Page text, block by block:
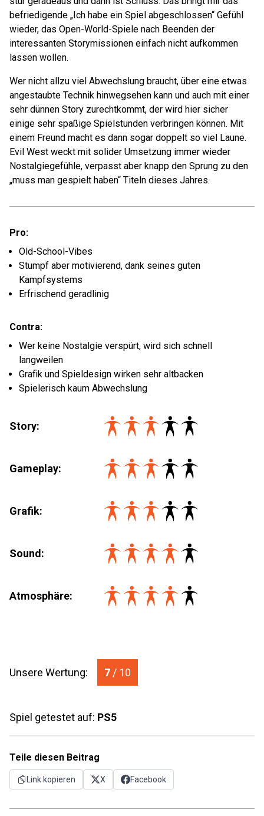
befriedigende „Ich habe ein Spiel abgeschlossen“ Gefühl
wieder, das Open-World-Spiele nach Beenden der
interessanten Storymissionen einfach nicht aufkommen
lassen wollen.
Wer nicht allzu viel Abwechslung braucht, über eine etwas
angestaubte Technik hinwegsehen kann und auch mit einer
sehr dünnen Story zurechtkommt, der wird hier sicher
einige sehr spaßige Spielstunden verbringen können. Mit
einem Freund macht es dann sogar doppelt so viel Laune.
Evil West weckt mit solider Umsetzung immer wieder
Nostalgiegefühle, verpasst aber knapp den Sprung zu den
„muss man gespielt haben“ Titeln dieses Jahres.
Pro:
Old-School-Vibes
Stumpf aber motivierend, dank seines guten
Kampfsystems
Erfrischend geradlinig
Contra:
Wer keine Nostalgie verspürt, wird sich schnell
langweilen
Grafik und Spieldesign wirken sehr altbacken
Spielerisch kaum Abwechslung
Story:
Gameplay:
Grafik:
Sound:
Atmosphäre:
Unsere Wertung: 7 / 10
Spiel getestet auf: PS5
Teile diesen Beitrag
Link kopieren X Facebook